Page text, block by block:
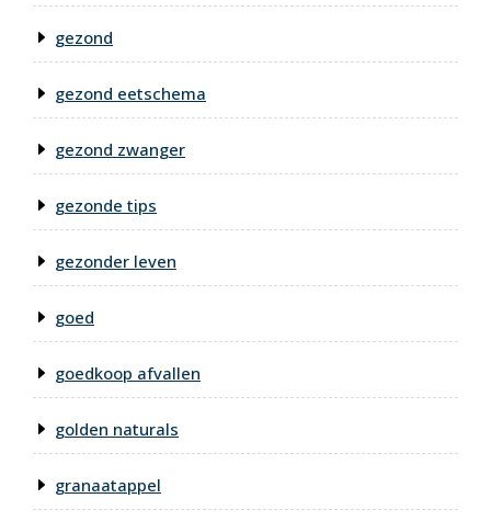
gezond
gezond eetschema
gezond zwanger
gezonde tips
gezonder leven
goed
goedkoop afvallen
golden naturals
granaatappel